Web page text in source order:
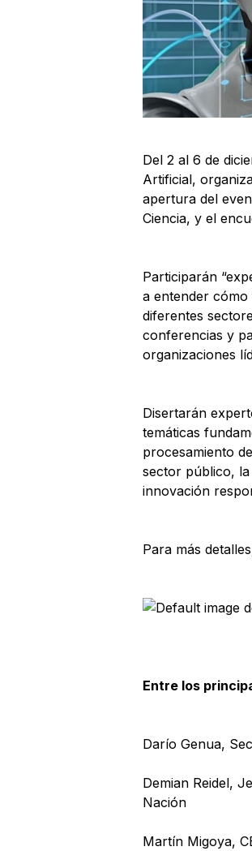
Del 2 al 6 de
Artificial,
apertura del
Ciencia, y el
Participarán
a entender cómo
diferentes
conferencias y
organizaciones
Disertarán
temáticas
procesamiento
sector público,
innovación
Para más
Entre los
Darío Genua,
Demian Reidel,
Nación
Martín Migoya,